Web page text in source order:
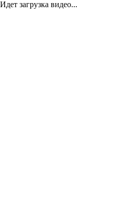
Идет загрузка видео...